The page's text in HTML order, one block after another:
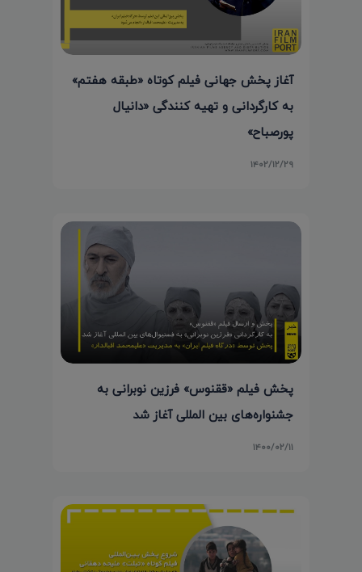
آغاز پخش جهانی فیلم کوتاه «طبقه هفتم»
به کارگردانی و تهیه کنندگی «دانیال
پورصباح»
۱۴۰۲/۱۲/۲۹
پخش فیلم «ققنوس» فرزین نوبرانی به
جشنواره‌های بین المللی آغاز شد
۱۴۰۰/۰۲/۱۱